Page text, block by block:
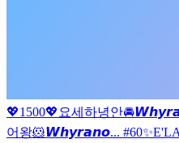
💖1500💖 요세하녕안🚘
어왕🐹𝙒𝙝𝙮𝙧𝙖𝙣𝙤... #60